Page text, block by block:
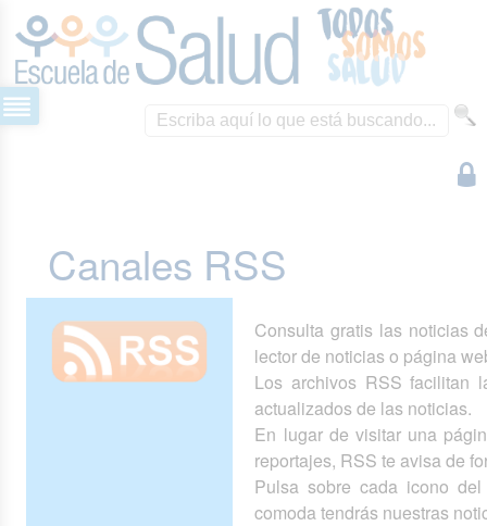
Canales RSS
Consulta gratis las noticias
lector de noticias o página
Los archivos RSS facilitan
actualizados de las noticias.
En lugar de visitar una
reportajes, RSS te avisa de
Pulsa sobre cada icono
comoda tendrás nuestras